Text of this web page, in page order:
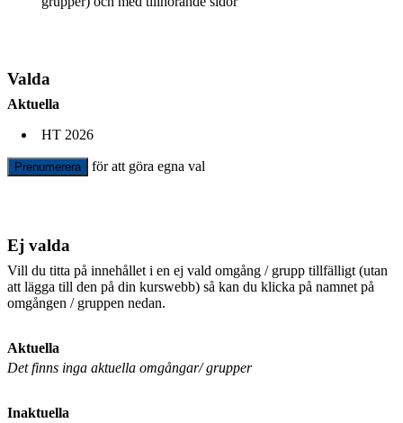
Valda
Aktuella
HT 2026
Prenumerera för att göra egna val
Ej valda
Vill du titta på innehållet i en ej vald omgång / grupp tillfälligt (utan
att lägga till den på din kurswebb) så kan du klicka på namnet på
omgången / gruppen nedan.
Aktuella
Det finns inga aktuella omgångar/ grupper
Inaktuella